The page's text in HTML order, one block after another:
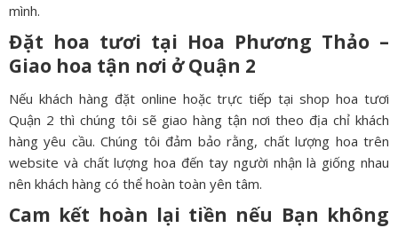
mình.
Đặt hoa tươi tại Hoa Phương Thảo –
Giao hoa tận nơi ởQuận 2
Nếu khách hàng đặt online hoặc trực tiếp tại shop hoa tươi
Quận 2 thì chúng tôi sẽ giao hàng tận nơi theo địa chỉ khách
hàng yêu cầu. Chúng tôi đảm bảo rằng, chất lượng hoa trên
website và chất lượng hoa đến tay người nhận là giống nhau
nên khách hàng có thể hoàn toàn yên tâm.
Cam kết hoàn lại tiền nếu Bạn không